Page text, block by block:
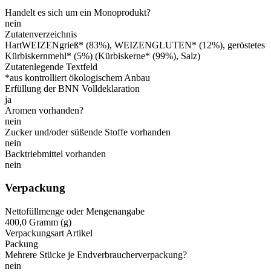
Handelt es sich um ein Monoprodukt?
nein
Zutatenverzeichnis
HartWEIZENgrieß* (83%), WEIZENGLUTEN* (12%), geröstetes
Kürbiskernmehl* (5%) (Kürbiskerne* (99%), Salz)
Zutatenlegende Textfeld
*aus kontrolliert ökologischem Anbau
Erfüllung der BNN Volldeklaration
ja
Aromen vorhanden?
nein
Zucker und/oder süßende Stoffe vorhanden
nein
Backtriebmittel vorhanden
nein
Verpackung
Nettofüllmenge oder Mengenangabe
400,0 Gramm (g)
Verpackungsart Artikel
Packung
Mehrere Stücke je Endverbraucherverpackung?
nein